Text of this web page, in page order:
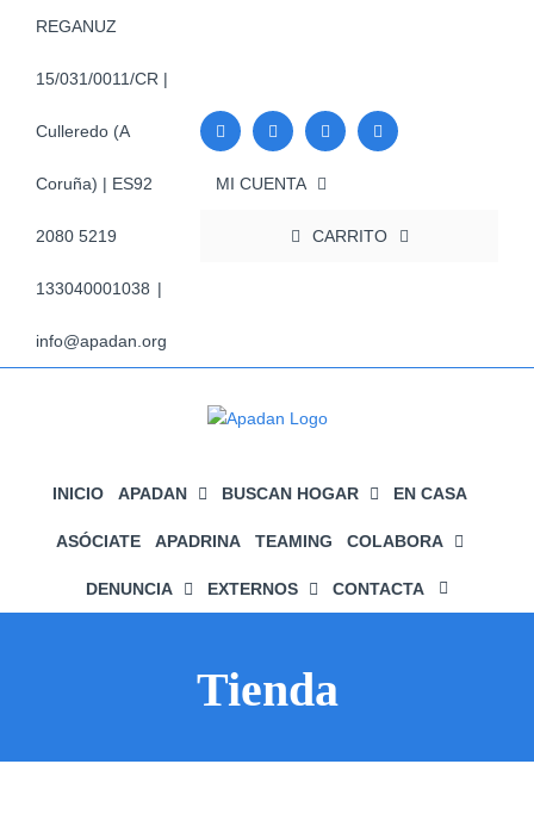
REGANUZ
15/031/0011/CR |
Culleredo (A
Coruña) | ES92
2080 5219
133040001038 |
info@apadan.org
MI CUENTA
CARRITO
INICIO APADAN BUSCAN HOGAR EN CASA
ASÓCIATE APADRINA TEAMING COLABORA
DENUNCIA EXTERNOS CONTACTA
Tienda